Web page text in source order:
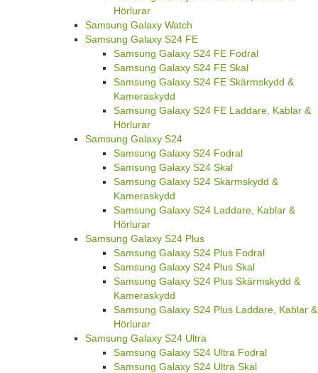
Hörlurar
Samsung Galaxy Watch
Samsung Galaxy S24 FE
Samsung Galaxy S24 FE Fodral
Samsung Galaxy S24 FE Skal
Samsung Galaxy S24 FE Skärmskydd &
Kameraskydd
Samsung Galaxy S24 FE Laddare, Kablar &
Hörlurar
Samsung Galaxy S24
Samsung Galaxy S24 Fodral
Samsung Galaxy S24 Skal
Samsung Galaxy S24 Skärmskydd &
Kameraskydd
Samsung Galaxy S24 Laddare, Kablar &
Hörlurar
Samsung Galaxy S24 Plus
Samsung Galaxy S24 Plus Fodral
Samsung Galaxy S24 Plus Skal
Samsung Galaxy S24 Plus Skärmskydd &
Kameraskydd
Samsung Galaxy S24 Plus Laddare, Kablar &
Hörlurar
Samsung Galaxy S24 Ultra
Samsung Galaxy S24 Ultra Fodral
Samsung Galaxy S24 Ultra Skal